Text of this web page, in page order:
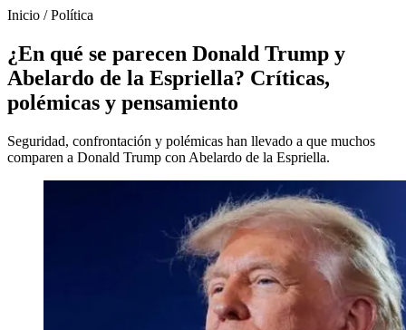
Inicio /Política
¿En qué se parecen Donald Trump y
Abelardo de la Espriella? Críticas,
polémicas y pensamiento
Seguridad, confrontación y polémicas han llevado a que muchos
comparen a Donald Trump con Abelardo de la Espriella.